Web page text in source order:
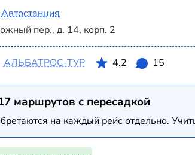
пер., д. 14, корп. 2
АЛЬБАТРОС-ТУР 4.2 15
маршрутов с пересадкой
на каждый рейс отдельно.